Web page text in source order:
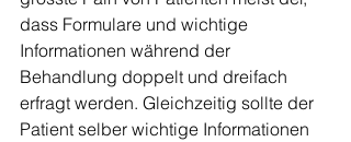
dass Formulare und wichtige
Informationen während der
Behandlung doppelt und dreifach
erfragt werden. Gleichzeitig sollte der
Patient selber wichtige Informationen